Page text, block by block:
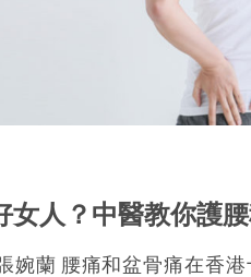
女人？中醫教你護
婉蘭 腰痛和盆骨痛在香